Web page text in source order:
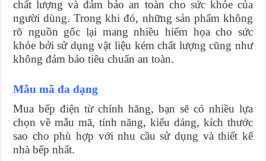
chất lượng và đảm bảo an toàn cho sức khỏe của
người dùng. Trong khi đó, những sản phẩm không
rõ nguồn gốc lại mang nhiều hiểm họa cho sức
khỏe bởi sử dụng vật liệu kém chất lượng cũng như
không đảm bảo tiêu chuẩn an toàn.
Mẫu mã đa dạng
Mua bếp điện từ chính hãng, bạn sẽ có nhiều lựa
chọn về mẫu mã, tính năng, kiểu dáng, kích thước
sao cho phù hợp với nhu cầu sử dụng và thiết kế
nhà bếp nhất.